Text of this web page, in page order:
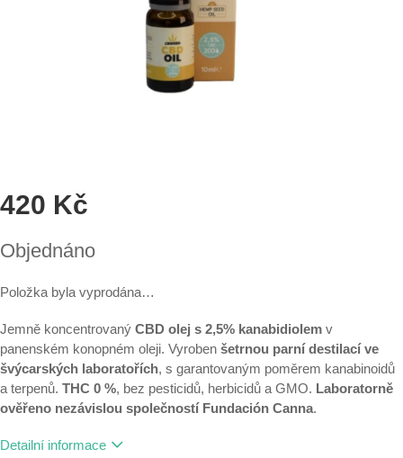
420 Kč
cena:
Objednáno
Položka byla vyprodána…
Jemně koncentrovaný CBD olej s 2,5% kanabidiolem v
panenském konopném oleji. Vyroben šetrnou parní destilací ve
švýcarských laboratořích, s garantovaným poměrem kanabinoidů
a terpenů. THC 0 %, bez pesticidů, herbicidů a GMO. Laboratorně
ověřeno nezávislou společností Fundación Canna.
Detailní informace